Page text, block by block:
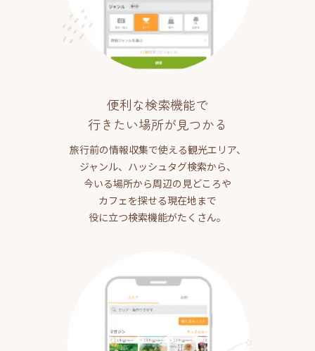
便利な検索機能で
行きたい場所が見つかる
旅行前の情報収集で使える観光エリア、
ジャンル、ハッシュタグ検索から、
今いる場所から周辺の見どころや
カフェを探せる現在地まで
役に立つ検索機能がたくさん。